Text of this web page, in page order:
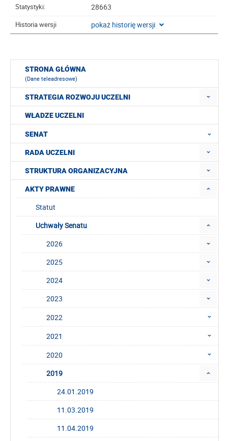
Statystyki: 28663
Historia wersji pokaż historię wersji
STRONA GŁÓWNA
(Dane teleadresowe)
STRATEGIA ROZWOJU UCZELNI
WŁADZE UCZELNI
SENAT
RADA UCZELNI
STRUKTURA ORGANIZACYJNA
AKTY PRAWNE
Statut
Uchwały Senatu
2026
2025
2024
2023
2022
2021
2020
2019
24.01.2019
11.03.2019
11.04.2019